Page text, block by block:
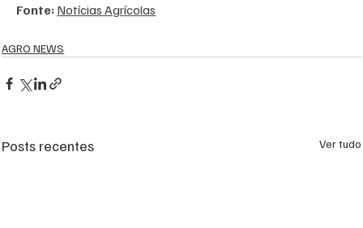
Fonte: Notícias Agrícolas
AGRO NEWS
Posts recentes Ver tudo